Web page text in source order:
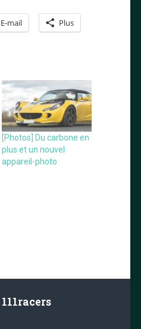
E-mail Plus
[Photos] Du carbone en
plus et un nouvel
appareil-photo
111racers